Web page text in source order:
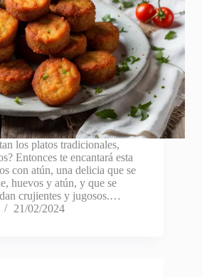
los platos tradicionales,
Entonces te encantará esta
con atún, una delicia que se
huevos y atún, y que se
crujientes y jugosos.…
21/02/2024